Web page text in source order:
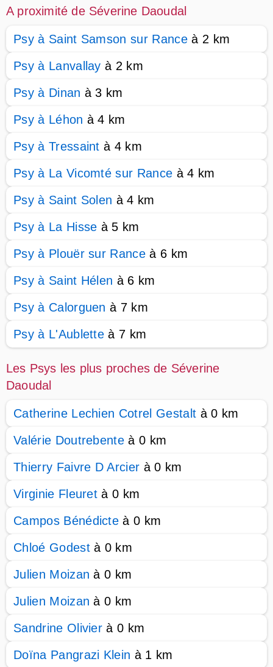
A proximité de Séverine Daoudal
Psy à Saint Samson sur Ranceà 2 km
Psy à Lanvallay à 2 km
Psy à Dinan à 3 km
Psy à Léhon à 4 km
Psy à Tressaint à 4 km
Psy à La Vicomté sur Rance à 4 km
Psy à Saint Solen à 4 km
Psy à La Hisse à 5 km
Psy à Plouër sur Rance à 6 km
Psy à Saint Hélen à 6 km
Psy à Calorguen à 7 km
Psy à L'Aublette à 7 km
Les Psys les plus proches de Séverine
Daoudal
Catherine Lechien Cotrel Gestalt à 0 km
Valérie Doutrebente à 0 km
Thierry Faivre D Arcier à 0 km
Virginie Fleuret à 0 km
Campos Bénédicte à 0 km
Chloé Godestà 0 km
Julien Moizanà 0 km
Julien Moizan à 0 km
Sandrine Olivier à 0 km
Doïna Pangrazi Klein à 1 km